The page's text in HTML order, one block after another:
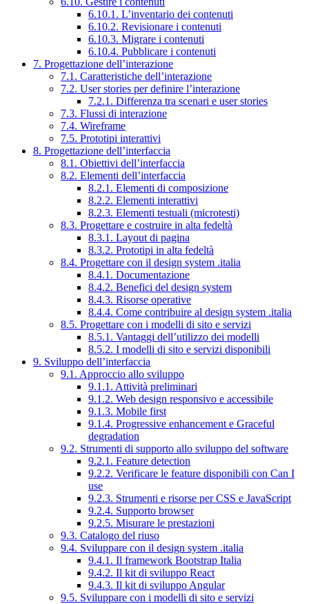
6.10.1. L’inventario dei contenuti
6.10.2. Revisionare i contenuti
6.10.3. Migrare i contenuti
6.10.4. Pubblicare i contenuti
7. Progettazione dell’interazione
7.1. Caratteristiche dell’interazione
7.2. User stories per definire l’interazione
7.2.1. Differenza tra scenari e user stories
7.3. Flussi di interazione
7.4. Wireframe
7.5. Prototipi interattivi
8. Progettazione dell’interfaccia
8.1. Obiettivi dell’interfaccia
8.2. Elementi dell’interfaccia
8.2.1. Elementi di composizione
8.2.2. Elementi interattivi
8.2.3. Elementi testuali (microtesti)
8.3. Progettare e costruire in alta fedeltà
8.3.1. Layout di pagina
8.3.2. Prototipi in alta fedeltà
8.4. Progettare con il design system .italia
8.4.1. Documentazione
8.4.2. Benefici del design system
8.4.3. Risorse operative
8.4.4. Come contribuire al design system .italia
8.5. Progettare con i modelli di sito e servizi
8.5.1. Vantaggi dell’utilizzo dei modelli
8.5.2. I modelli di sito e servizi disponibili
9. Sviluppo dell’interfaccia
9.1. Approccio allo sviluppo
9.1.1. Attività preliminari
9.1.2. Web design responsivo e accessibile
9.1.3. Mobile first
9.1.4. Progressive enhancement e Graceful
degradation
9.2. Strumenti di supporto allo sviluppo del software
9.2.1. Feature detection
9.2.2. Verificare le feature disponibili con Can I
use
9.2.3. Strumenti e risorse per CSS e JavaScript
9.2.4. Supporto browser
9.2.5. Misurare le prestazioni
9.3. Catalogo del riuso
9.4. Sviluppare con il design system .italia
9.4.1. Il framework Bootstrap Italia
9.4.2. Il kit di sviluppo React
9.4.3. Il kit di sviluppo Angular
9.5. Sviluppare con i modelli di sito e servizi